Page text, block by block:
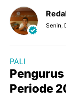
Senin,
PALI
Pengurus
Periode